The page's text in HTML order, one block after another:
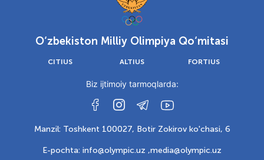
O‘zbekiston Milliy Olimpiya Qo‘mitasi
CITIUS ALTIUS FORTIUS
Biz ijtimoiy tarmoqlarda:
Manzil: Toshkent 100027, Botir Zokirov ko'chasi, 6
E-pochta: info@olympic.uz ,media@olympic.uz